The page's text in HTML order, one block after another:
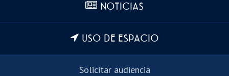
NOTICIAS
USO DE ESPACIO
Solicitar audiencia